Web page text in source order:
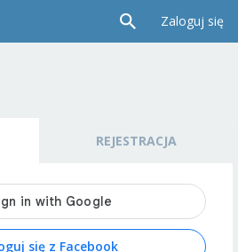
Zaloguj się
REJESTRACJA
się z Facebook